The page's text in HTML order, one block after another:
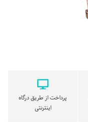
پرداخت از طریق درگاه
اینترنتی